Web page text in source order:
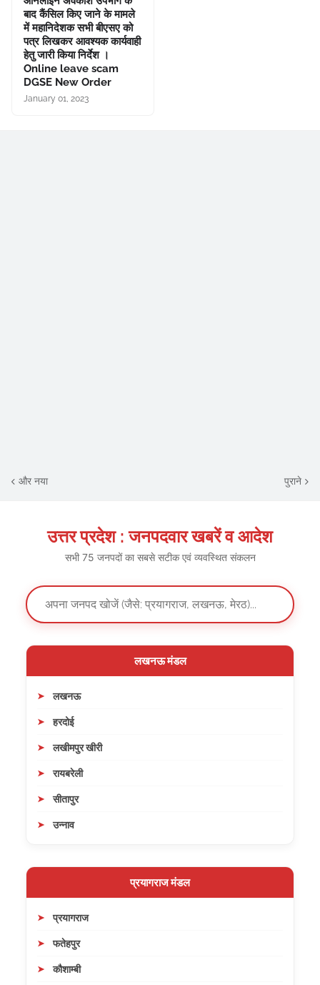
बाद कैंसिल किए जाने के मामले
में महानिदेशक सभी बीएसए को
पत्र लिखकर आवश्यक कार्यवाही
हेतु जारी किया निर्देश ।
Online leave scam
DGSE New Order
January 01, 2023
और नया पुराने
उत्तर प्रदेश : जनपदवार खबरें व आदेश
सभी 75 जनपदों का सबसे सटीक एवं व्यवस्थित संकलन
लखनऊ मंडल
लखनऊ
हरदोई
लखीमपुर खीरी
रायबरेली
सीतापुर
उन्नाव
प्रयागराज मंडल
प्रयागराज
फतेहपुर
कौशाम्बी